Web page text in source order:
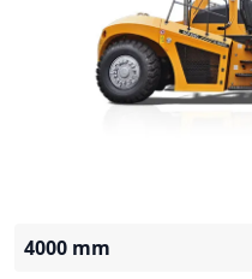
4000 mm